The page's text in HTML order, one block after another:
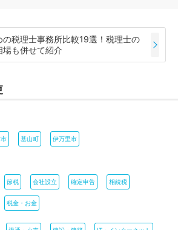
の税理士事務所比較19選！税理士の
も併せて紹介
基山町 伊万里市
節税 会社設立 確定申告 相続税
税金・お金